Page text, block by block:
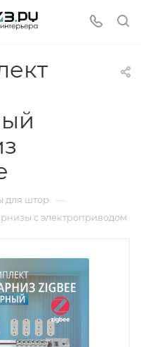
для штор —
с электроприводом